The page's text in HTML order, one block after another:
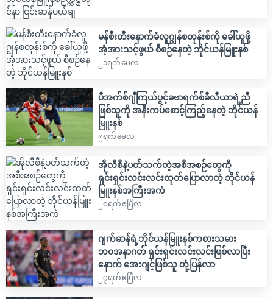
မန်စီးတီးနောက်ခံလူဂျွန်စတုန်းစ်ကို ခေါ်ယူဖို့
အံ့အားသင့်ဖွယ် စီစဉ်နေတဲ့ ဘိုင်ယန်မြူးနစ်
၂၁ရက် မေလ
ပီအက်စ်ဂျီကြယ်ပွင့်ခဗာရက်စ်ခီလီယာရဲ့ညီ
ဖြစ်သူကို အနီးကပ်စောင့်ကြည့်နေတဲ့ ဘိုင်ယန်
မြူးနစ်
၅ရက် မေလ
အိုလီစီနဲ့ပတ်သက်တဲ့အစီအစဉ်တွေကို
ရှင်းရှင်းလင်းလင်းထုတ်ပြောလာတဲ့ ဘိုင်ယန်
မြူးနစ်အကြီးအကဲ
၂၈ရက် ဧပြီလ
ဂျက်ဆန်ရဲ့ဘိုင်ယန်မြူးနစ်ကစားသမား
ဘ၀အနာဂတ် ရှင်းရှင်းလင်းလင်းဖြစ်လာပြီး
နောက် အေးဂျင့်ဖြစ်သူ တုံ့ပြန်လာ
၂၇ရက် ဧပြီလ